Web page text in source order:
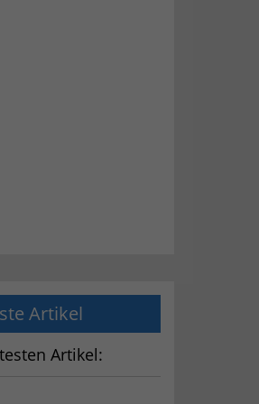
Artikel
Artikel: